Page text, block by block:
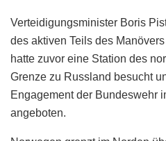
Verteidigungsminister Boris
des aktiven Teils des
hatte zuvor eine Station des
Grenze zu Russland besucht
Engagement der Bundeswehr
angeboten.